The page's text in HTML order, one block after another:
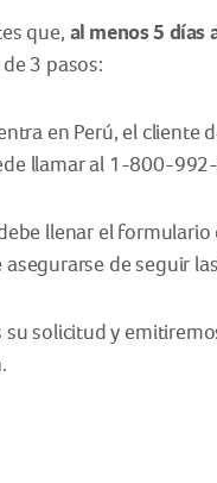
que, al menos 5 días
3 pasos:
en Perú, el cliente
llamar al 1-800-
llenar el
asegurarse de seguir
su solicitud y